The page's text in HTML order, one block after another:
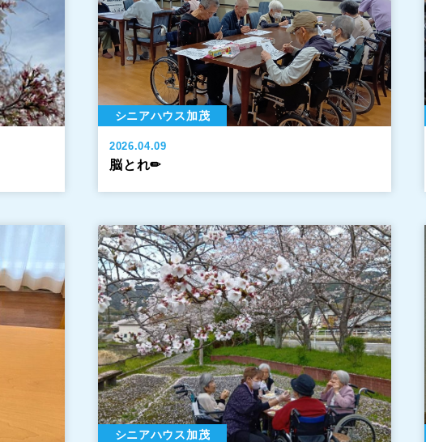
シニアハウス加茂
2026.04.09
脳とれ✏
シニアハウス加茂